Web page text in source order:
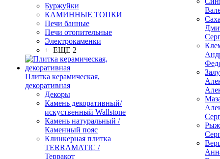
Буржуйки
КАМИННЫЕ ТОПКИ
Печи банные
Печи отопительные
Электрокаменки
+ ЕЩЕ 2
Плитка керамическая,
декоративная
Декоры
Камень декоративный/
искуственный Wallstone
Камень натуральный /
Каменный пояс
Клинкерная плитка
TERRAMATIC /
Терракот